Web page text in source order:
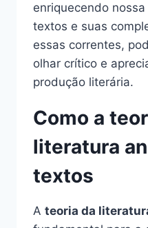
enriquecendo
textos e suas
essas correntes,
olhar crítico e
produção literária.
Como a
literatura
textos
A teoria da